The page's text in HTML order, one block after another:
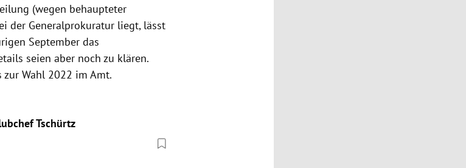
(wegen behaupteter
der Generalprokuratur liegt, lässt
September das
seien aber noch zu klären.
Wahl 2022 im Amt.
Tschürtz